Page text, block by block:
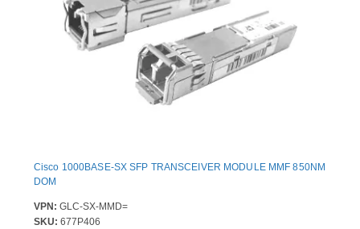
Cisco 1000BASE-SX SFP TRANSCEIVER MODULE MMF 850NM
DOM
VPN: GLC-SX-MMD=
SKU: 677P406